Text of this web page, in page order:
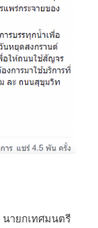
นายกเทศมนตรี